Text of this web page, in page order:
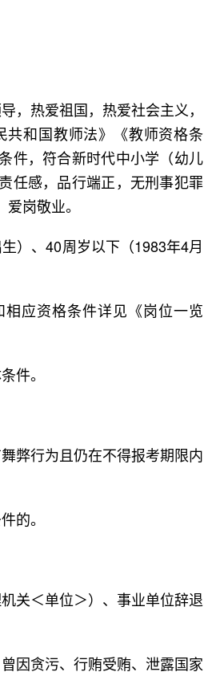
热爱祖国，热爱社会主义，
和国教师法》《教师资格条
件，符合新时代中小学（幼儿
任感，品行端正，无刑事犯罪
岗敬业。
）、40周岁以下（1983年4月
应资格条件详见《岗位一览
件。
弊行为且仍在不得报考期限内
的。
关＜单位＞）、事业单位辞退
因贪污、行贿受贿、泄露国家